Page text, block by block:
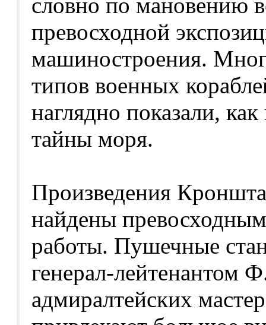
превосходной
машиностроения.
типов военных
наглядно показали,
тайны моря.
Произведения
найдены
работы. Пушечные
генерал-лейтенантом
адмиралтейских